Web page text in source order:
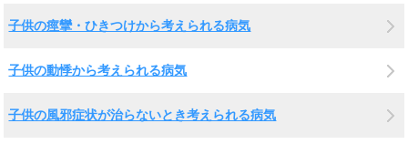
子供の痙攣・ひきつけから考えられる病気
子供の動悸から考えられる病気
子供の風邪症状が治らないとき考えられる病気